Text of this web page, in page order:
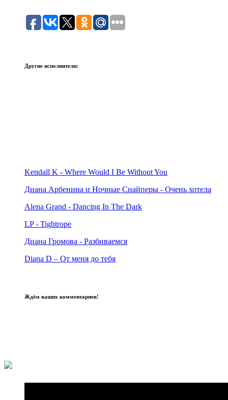
Другие исполнители:
Kendall K - Where Would I Be Without You
Диана Арбенина и Ночные Снайперы - Очень хотела
Alena Grand - Dancing In The Dark
LP - Tightrope
Диана Громова - Разбиваемся
Diana D – От меня до тебя
Ждём ваших комментариев!